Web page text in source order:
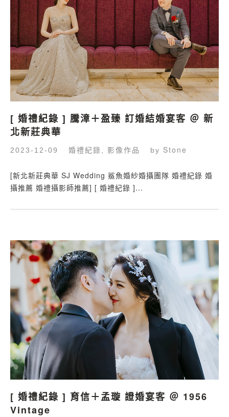
[ 婚禮紀錄 ] 騰漳＋盈臻 訂婚結婚宴客 ＠ 新
北新莊典華
2023-12-09 婚禮紀錄 影像作品 by Stone
[新北新莊典華 SJ Wedding 鯊魚婚紗婚攝團隊 婚禮紀錄 婚
攝推薦 婚禮攝影師推薦] [ 婚禮紀錄 ]...
[ 婚禮紀錄 ] 育信＋孟璇 證婚宴客 ＠ 1956
Vintage